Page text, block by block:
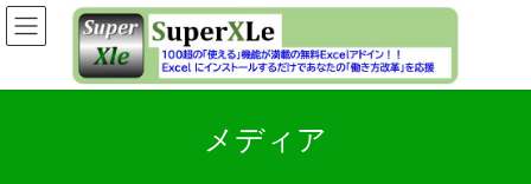
コ
ン
ナ
ビ
メディア